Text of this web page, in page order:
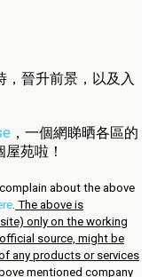
晉升前景，以及入
，一個網睇晒各區的
苑啦！
about the above
. The above is
only on the working
source, might be
any products or services
mentioned company